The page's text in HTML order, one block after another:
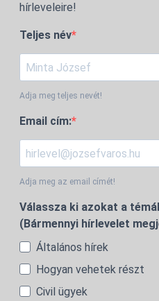
hírleveleire!
Teljes név
Adja meg teljes nevét!
Email cím:
Adja meg az email címét!
Válassza ki azokat a
(Bármennyi hírlevelet
Általános hírek
Hogyan vehetek részt
Civil ügyek